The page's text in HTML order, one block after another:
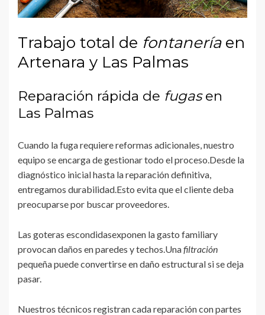
Trabajo total de fontaneríaen
Artenara y Las Palmas
Reparación rápida de fugasen
Las Palmas
Cuando la fuga requiere reformas adicionales, nuestro
equipo se encarga de gestionar todo el proceso.Desde la
diagnóstico inicial hasta la reparación definitiva,
entregamos durabilidad.Esto evita que el cliente deba
preocuparse por buscar proveedores.
Las goteras escondidasexponen la gasto familiary
provocan daños en paredes y techos.Unafiltración
pequeña puede convertirse en daño estructural si se deja
pasar.
Nuestros técnicos registran cada reparación con partes